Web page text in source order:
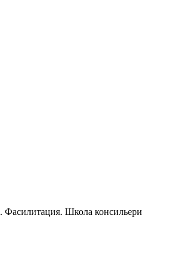
Фасилитация. Школа консильери